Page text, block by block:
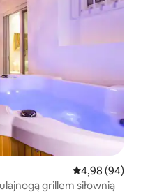
Średnia
4,98 (94)
grillem siłownią